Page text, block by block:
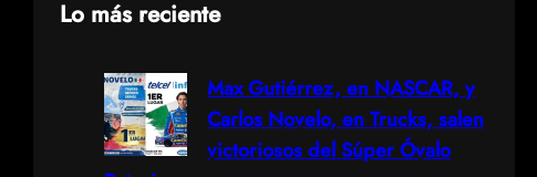
Lo más reciente
Max Gutiérrez, en NASCAR, y
Carlos Novelo, en Trucks, salen
victoriosos del Súper Óvalo